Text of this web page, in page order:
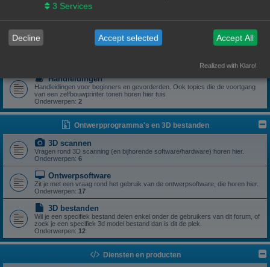
Onderdelen
onderdeel? Dan is dit z'n plek.
Onderwerpen:
Handleidingen
Handleidingen voor beginners en gevorderden. Ook topics die de voortgang
van een zelfbouwprinter tonen horen hier tuis
Onderwerpen: 2
Ontwerpprogramma's en 3D bestanden
3D scannen
Vragen rond 3D scanning (en bijhorende software/hardware) horen hier.
Onderwerpen: 6
Ontwerpsoftware
Zit je met een vraag rond het gebruik van de ontwerpsoftware, die horen hier.
Onderwerpen: 17
3D bestanden
Wil je een specifiek bestand delen enkel onder de gebruikers van dit forum, of
zoek je een specifiek 3d model bestand dan is dit de plek.
Onderwerpen: 12
Diensten en producten
3 Services
Decline Accept selected Accept All
Realized with Klaro!